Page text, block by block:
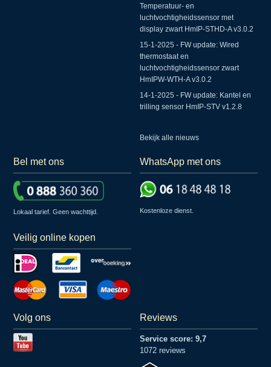
Temperatuur- en
luchtvochtigheidssensor met
display zwart HmIP-STHD-A v3.0.2
15-1-2025 - FW update: Wired
thermostaat en
luchtvochtigheidssensor zwart
HmIPW-WTH-A v3.0.2
14-1-2025 - FW update: Kantel en
trilling sensor HmIP-STV v1.2.8
Bekijk alle nieuws
Bel met ons
Lokaal tarief. Geen wachttijd.
WhatsApp met ons
Kostenloze dienst.
Veilig online kopen
Volg ons Reviews
Service score: 9,7
1072 reviews